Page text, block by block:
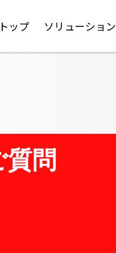
ップ ソリューション
問